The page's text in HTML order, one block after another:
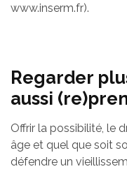
www.inserm.fr).
Regarder
aussi
Offrir la possibilité, le
âge et quel que soit
défendre un